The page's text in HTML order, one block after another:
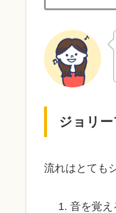
ジョリ
流れはとても
音を覚え